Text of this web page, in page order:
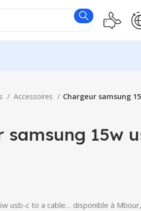
Accessoires Chargeur samsung
samsung 15w
usb-c to a cable… disponible à